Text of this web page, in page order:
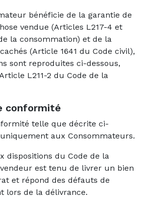
bénéficie de la garantie de
vendue (Articles L217-4 et
la consommation) et de la
(Article 1641 du Code civil),
sont reproduites ci-dessous,
L211-2 du Code de la
conformité
telle que décrite ci-
aux Consommateurs.
dispositions du Code de la
est tenu de livrer un bien
et répond des défauts de
lors de la délivrance.